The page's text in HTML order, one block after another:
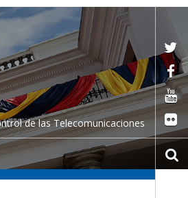
de las Telecomunicaciones